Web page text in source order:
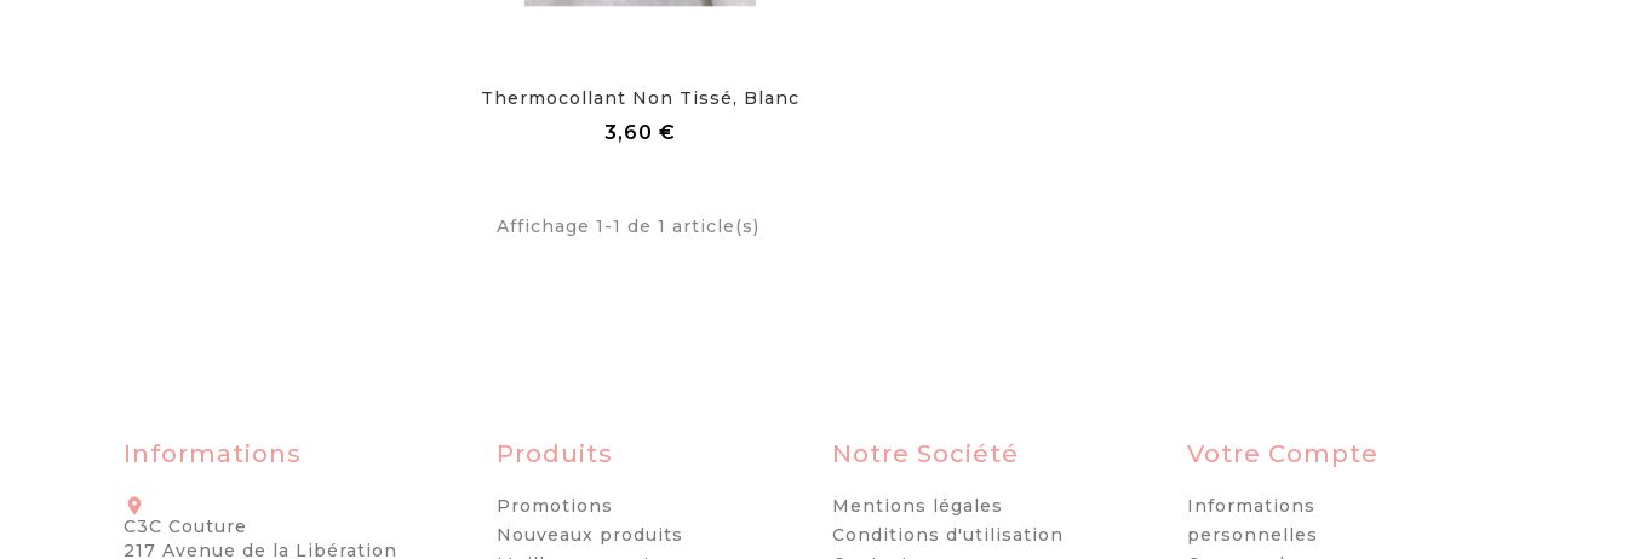
Thermocollant Non Tissé, Blanc
3,60 €Prix
Affichage 1-1 de 1 article(s)
Informations

C3C Couture
217 Avenue de la Libération
Produits
Promotions
Nouveaux produits
Notre Société
Mentions légales
Conditions d'utilisation
Votre Compte
Informations
personnelles